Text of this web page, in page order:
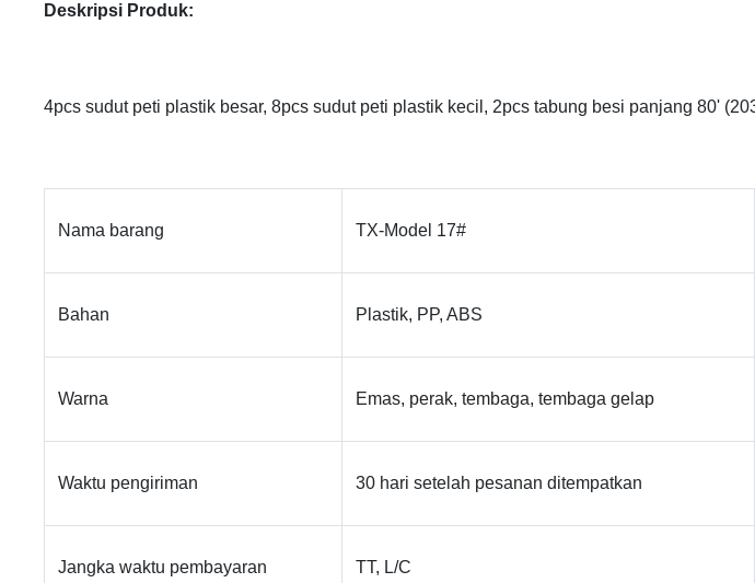
Deskripsi Produk:
4pcs sudut peti plastik besar, 8pcs sudut peti plastik kecil, 2pcs tabung besi panjang 80'
Nama barang TX-Model 17#
Bahan Plastik, PP, ABS
Warna Emas, perak, tembaga, tembaga gelap
Waktu pengiriman 30 hari setelah pesanan ditempatkan
Jangka waktu pembayaran TT, L/C